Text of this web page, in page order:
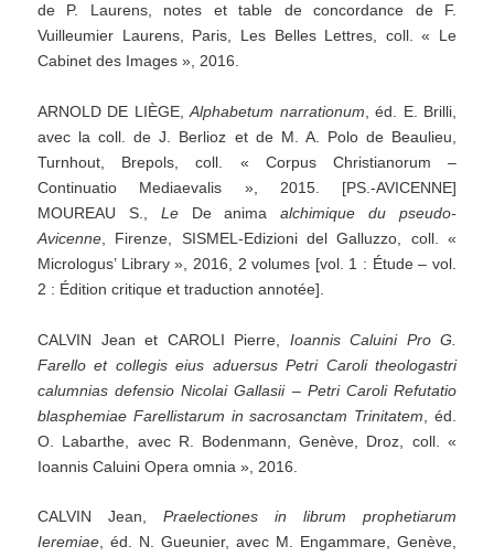
de P. Laurens, notes et table de concordance de F.
Vuilleumier Laurens, Paris, Les Belles Lettres, coll. « Le
Cabinet des Images », 2016.
ARNOLD DE LIÈGE,Alphabetum narrationum , éd. E. Brilli,
avec la coll. de J. Berlioz et de M. A. Polo de Beaulieu,
Turnhout, Brepols, coll. « Corpus Christianorum –
Continuatio Mediaevalis », 2015. [PS.-AVICENNE]
MOUREAU S., LeDe animaalchimique du
pseudo-
Avicenne , Firenze, SISMEL-Edizioni del Galluzzo, coll. «
Micrologus’ Library », 2016, 2 volumes [vol. 1 : Étude – vol.
2 : Édition critique et traduction annotée].
CALVIN Jean et CAROLI Pierre, Ioannis Caluini Pro G.
Farello et collegis eius aduersus Petri Caroli theologastri
calumnias defensio Nicolai Gallasii – Petri Caroli Refutatio
blasphemiae Farellistarum in sacrosanctam Trinitatem , éd.
O. Labarthe, avec R. Bodenmann, Genève, Droz, coll. «
Ioannis Caluini Opera omnia », 2016.
CALVIN Jean,Praelectiones in librum
prophetiarum
Ieremiae, éd. N. Gueunier, avec M. Engammare, Genève,